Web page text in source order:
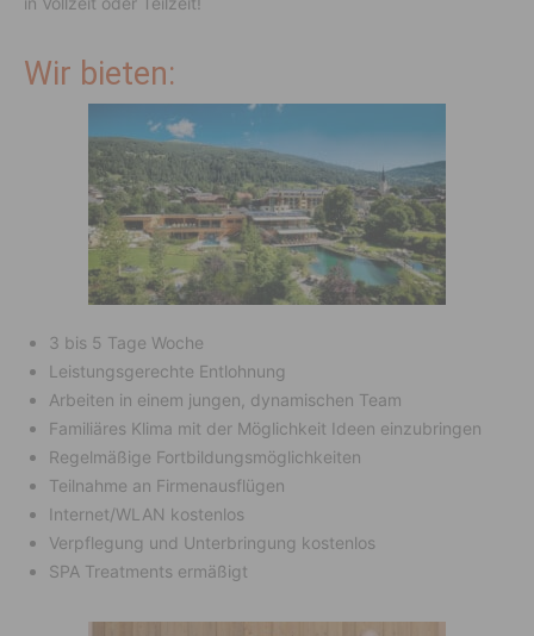
Wir bieten:
3 bis 5 Tage Woche
Leistungsgerechte Entlohnung
Arbeiten in einem jungen, dynamischen Team
Familiäres Klima mit der Möglichkeit Ideen einzubringen
Regelmäßige Fortbildungsmöglichkeiten
Teilnahme an Firmenausflügen
Internet/WLAN kostenlos
Verpflegung und Unterbringung kostenlos
SPA Treatments ermäßigt